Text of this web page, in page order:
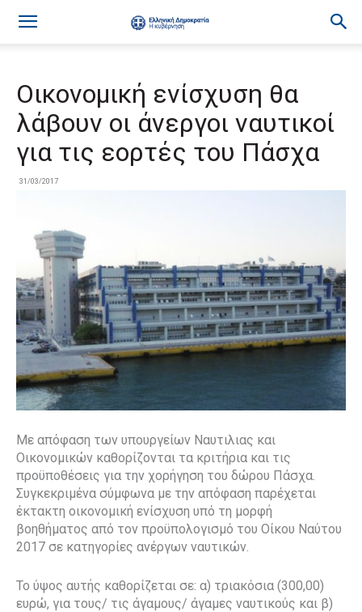
Οικονομική ενίσχυση θα
λάβουν οι άνεργοι ναυτικοί
για τις εορτές του Πάσχα
31/03/2017
Με απόφαση των υπουργείων Ναυτιλιας και
Οικονομικών καθορίζονται τα κριτήρια και τις
προϋποθέσεις για την χορήγηση του δώρου Πάσχα.
Συγκεκριμένα σύμφωνα με την απόφαση παρέχεται
έκτακτη οικονομική ενίσχυση υπό τη μορφή
βοηθήματος από τον προϋπολογισμό του Οίκου Ναύτου
2017 σε κατηγορίες ανέργων ναυτικών.
Το ύψος αυτής καθορίζεται σε: α) τριακόσια (300,00)
ευρώ, για τους/ τις άγαμους/ άγαμες ναυτικούς και β)